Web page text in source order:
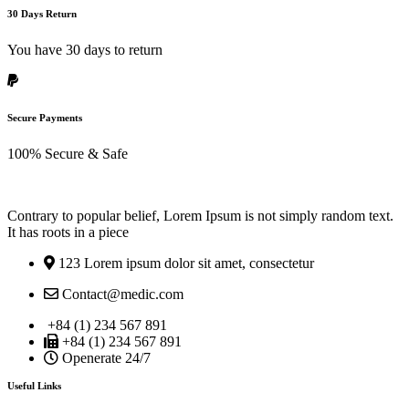
30 Days Return
You have 30 days to return
Secure Payments
100% Secure & Safe
Contrary to popular belief, Lorem Ipsum is not simply random text.
It has roots in a piece
123 Lorem ipsum dolor sit amet, consectetur
Contact@medic.com
+84 (1) 234 567 891
+84 (1) 234 567 891
Openerate 24/7
Useful Links